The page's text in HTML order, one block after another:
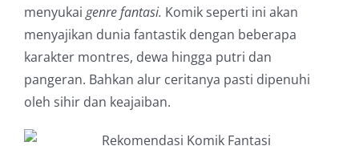
menyukaigenre fantasi. Komik seperti ini akan
menyajikan dunia fantastik dengan beberapa
karakter montres, dewa hingga putri dan
pangeran. Bahkan alur ceritanya pasti dipenuhi
oleh sihir dan keajaiban.